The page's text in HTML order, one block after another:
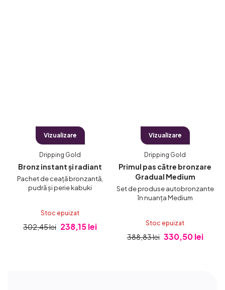
Bronz instant și radiant
Dripping Gold
Stoc epuizat
302,45 lei 238,15 lei
Vizualizare
Pachet de ceață bronzantă,
pudră și perie kabuki
Primul pas către bronzare
Gradual Medium
Dripping Gold
Stoc epuizat
388,83 lei 330,50 lei
Vizualizare
Set de produse autobronzante
în nuanța Medium